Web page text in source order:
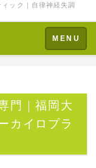
ック｜自律神経失調
Toggle
navigation
MENU
門｜福岡大
カイロプラ